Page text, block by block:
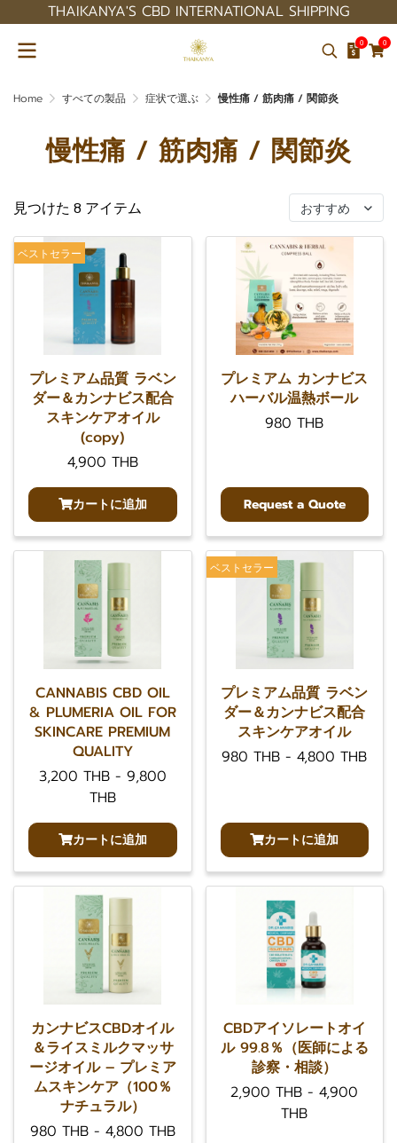
THAIKANYA'S CBD INTERNATIONAL SHIPPING
0 0
Home すべての製品 症状で選ぶ 慢性痛 / 筋肉痛 / 関節炎
慢性痛 / 筋肉痛 / 関節炎
見つけた 8 アイテム おすすめ
ベストセラー
プレミアム品質 ラベン
ダー＆カンナビス配合
スキンケアオイル
(copy)
4,900 THB
カートに追加
プレミアム カンナビス
ハーバル温熱ボール
980 THB
Request a Quote
CANNABIS CBD OIL
& PLUMERIA OIL FOR
SKINCARE PREMIUM
QUALITY
3,200 THB- 9,800
THB
カートに追加
ベストセラー
プレミアム品質 ラベン
ダー＆カンナビス配合
スキンケアオイル
980 THB -4,800 THB
カートに追加
カンナビスCBDオイル
＆ライスミルクマッサ
ージオイル – プレミア
ムスキンケア（100％
ナチュラル）
980 THB- 4,800 THB
CBDアイソレートオイ
ル 99.8％（医師による
診察・相談）
2,900 THB -4,900
THB